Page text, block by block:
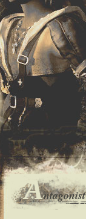
Antagonist